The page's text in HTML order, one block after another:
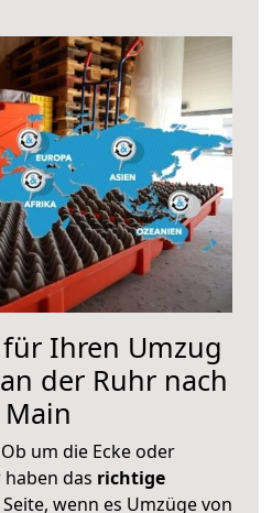
für Ihren Umzug
der Ruhr nach
um die Ecke oder
das richtige
wenn es Umzüge von